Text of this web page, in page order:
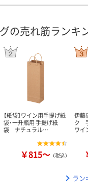
の売れ筋ランキ
【紙袋】ワイン用手提げ紙
袋・一升瓶用 手提げ紙
袋 ナチュラル…
￥815～ （税込）
伊藤
ク
ワ
ラン